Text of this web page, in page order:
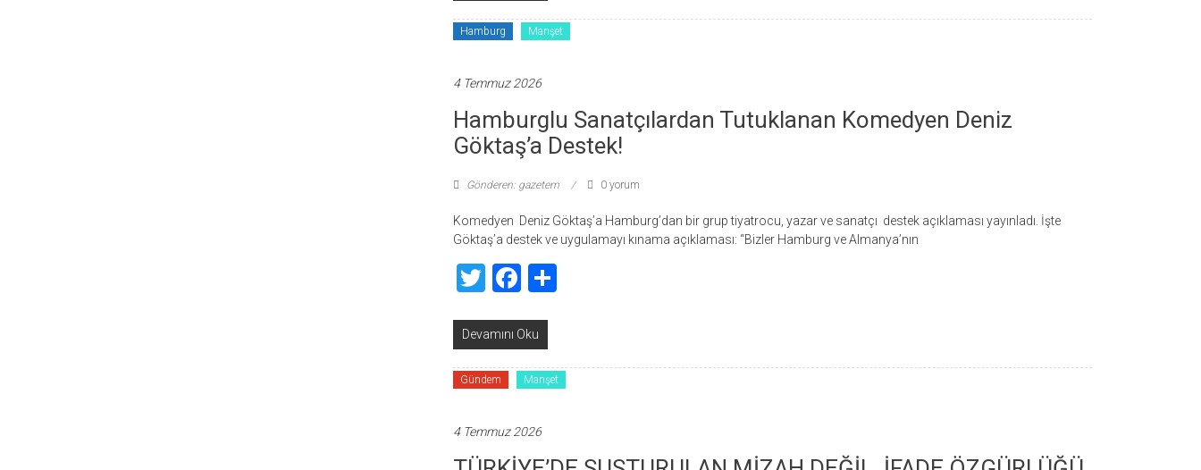
Hamburg Manşet
4 Temmuz 2026
Hamburglu Sanatçılardan Tutuklanan Komedyen Deniz
Göktaş’a Destek!
Gönderen: gazetem 0 yorum
Komedyen Deniz Göktaş’a Hamburg’dan bir grup tiyatrocu, yazar ve sanatçı destek açıklaması yayınladı. İşte
Göktaş’a destek ve uygulamayı kınama açıklaması: “Bizler Hamburg ve Almanya’nın
TwitterFacebook
Devamını Oku
Gündem Manşet
4 Temmuz 2026